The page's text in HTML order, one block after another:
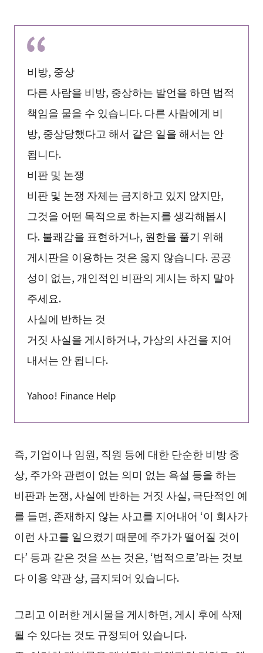
비방, 중상
다른 사람을 비방, 중상하는 발언을 하면 법적
책임을 물을 수 있습니다. 다른 사람에게 비
방, 중상당했다고 해서 같은 일을 해서는 안
됩니다.
비판 및 논쟁
비판 및 논쟁 자체는 금지하고 있지 않지만,
그것을 어떤 목적으로 하는지를 생각해봅시
다. 불쾌감을 표현하거나, 원한을 풀기 위해
게시판을 이용하는 것은 옳지 않습니다. 공공
성이 없는, 개인적인 비판의 게시는 하지 말아
주세요.
사실에 반하는 것
거짓 사실을 게시하거나, 가상의 사건을 지어
내서는 안 됩니다.
Yahoo! Finance Help
즉, 기업이나 임원, 직원 등에 대한 단순한 비방 중
상, 주가와 관련이 없는 의미 없는 욕설 등을 하는
비판과 논쟁, 사실에 반하는 거짓 사실, 극단적인 예
를 들면, 존재하지 않는 사고를 지어내어 ‘이 회사가
이런 사고를 일으켰기 때문에 주가가 떨어질 것이
다’ 등과 같은 것을 쓰는 것은, ‘법적으로’라는 것보
다 이용 약관 상, 금지되어 있습니다.
그리고 이러한 게시물을 게시하면, 게시 후에 삭제
될 수 있다는 것도 규정되어 있습니다.